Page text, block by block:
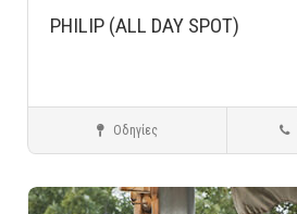
PHILIP (ALL DAY SPOT)
Cafe - Restaurants
Οδηγίες